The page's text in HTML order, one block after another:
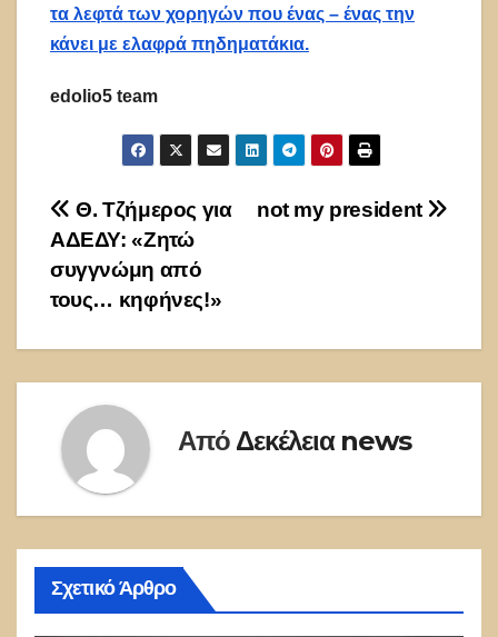
τα λεφτά των χορηγών που ένας – ένας την
κάνει με ελαφρά πηδηματάκια.
edolio5 team
Πλοήγηση
άρθρων
not my president
Θ. Τζήμερος για
ΑΔΕΔΥ: «Ζητώ
συγγνώμη από
τους… κηφήνες!»
Από Δεκέλεια news
Σχετικό Άρθρο